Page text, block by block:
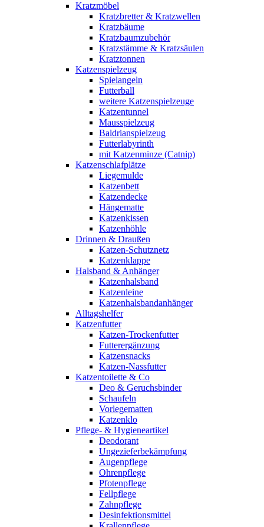
Kratzmöbel
Kratzbretter & Kratzwellen
Kratzbäume
Kratzbaumzubehör
Kratzstämme & Kratzsäulen
Kratztonnen
Katzenspielzeug
Spielangeln
Futterball
weitere Katzenspielzeuge
Katzentunnel
Mausspielzeug
Baldrianspielzeug
Futterlabyrinth
mit Katzenminze (Catnip)
Katzenschlafplätze
Liegemulde
Katzenbett
Katzendecke
Hängematte
Katzenkissen
Katzenhöhle
Drinnen & Draußen
Katzen-Schutznetz
Katzenklappe
Halsband & Anhänger
Katzenhalsband
Katzenleine
Katzenhalsbandanhänger
Alltagshelfer
Katzenfutter
Katzen-Trockenfutter
Futterergänzung
Katzensnacks
Katzen-Nassfutter
Katzentoilette & Co
Deo & Geruchsbinder
Schaufeln
Vorlegematten
Katzenklo
Pflege- & Hygieneartikel
Deodorant
Ungezieferbekämpfung
Augenpflege
Ohrenpflege
Pfotenpflege
Fellpflege
Zahnpflege
Desinfektionsmittel